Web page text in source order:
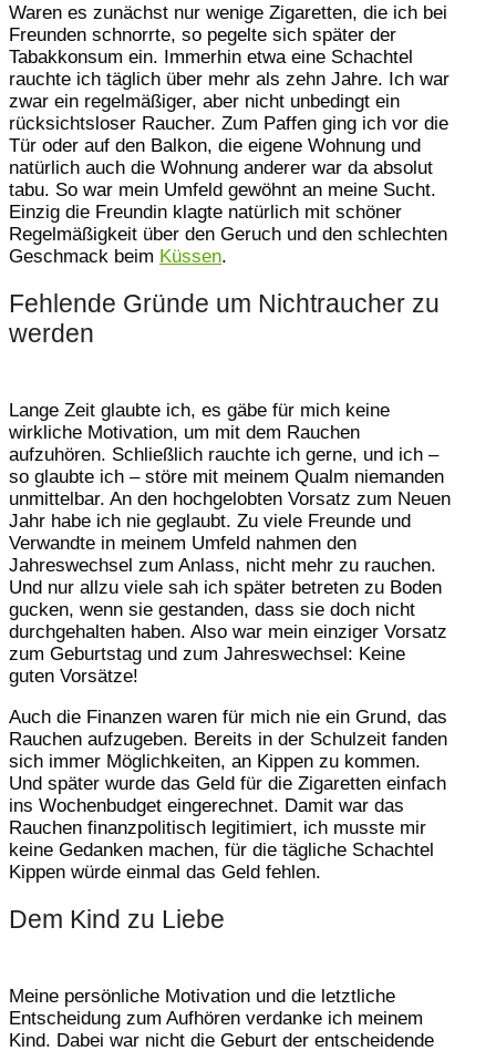
Waren es zunächst nur wenige Zigaretten, die ich bei
Freunden schnorrte, so pegelte sich später der
Tabakkonsum ein. Immerhin etwa eine Schachtel
rauchte ich täglich über mehr als zehn Jahre. Ich war
zwar ein regelmäßiger, aber nicht unbedingt ein
rücksichtsloser Raucher. Zum Paffen ging ich vor die
Tür oder auf den Balkon, die eigene Wohnung und
natürlich auch die Wohnung anderer war da absolut
tabu. So war mein Umfeld gewöhnt an meine Sucht.
Einzig die Freundin klagte natürlich mit schöner
Regelmäßigkeit über den Geruch und den schlechten
Geschmack beim Küssen.
Fehlende Gründe um Nichtraucher zu
werden
Lange Zeit glaubte ich, es gäbe für mich keine
wirkliche Motivation, um mit dem Rauchen
aufzuhören. Schließlich rauchte ich gerne, und ich –
so glaubte ich – störe mit meinem Qualm niemanden
unmittelbar. An den hochgelobten Vorsatz zum Neuen
Jahr habe ich nie geglaubt. Zu viele Freunde und
Verwandte in meinem Umfeld nahmen den
Jahreswechsel zum Anlass, nicht mehr zu rauchen.
Und nur allzu viele sah ich später betreten zu Boden
gucken, wenn sie gestanden, dass sie doch nicht
durchgehalten haben. Also war mein einziger Vorsatz
zum Geburtstag und zum Jahreswechsel: Keine
guten Vorsätze!
Auch die Finanzen waren für mich nie ein Grund, das
Rauchen aufzugeben. Bereits in der Schulzeit fanden
sich immer Möglichkeiten, an Kippen zu kommen.
Und später wurde das Geld für die Zigaretten einfach
ins Wochenbudget eingerechnet. Damit war das
Rauchen finanzpolitisch legitimiert, ich musste mir
keine Gedanken machen, für die tägliche Schachtel
Kippen würde einmal das Geld fehlen.
Dem Kind zu Liebe
Meine persönliche Motivation und die letztliche
Entscheidung zum Aufhören verdanke ich meinem
Kind. Dabei war nicht die Geburt der entscheidende